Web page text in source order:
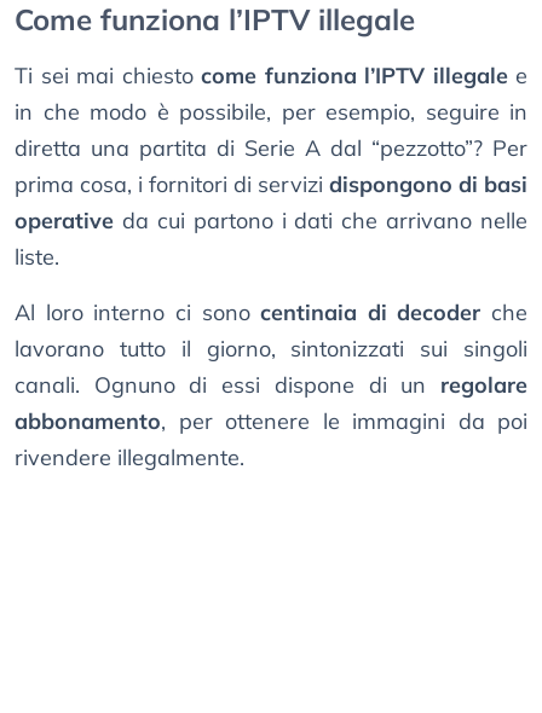
Come funziona l’IPTV illegale
Ti sei mai chiesto come funziona l’IPTV illegalee
in che modo è possibile, per esempio, seguire in
diretta una partita di Serie A dal “pezzotto”? Per
prima cosa, i fornitori di servizi dispongono di basi
operative da cui partono i dati che arrivano nelle
liste.
Al loro interno ci sonocentinaia di decoder che
lavorano tutto il giorno, sintonizzati sui singoli
canali. Ognuno di essi dispone di un regolare
abbonamento, per ottenere le immagini da poi
rivendere illegalmente.